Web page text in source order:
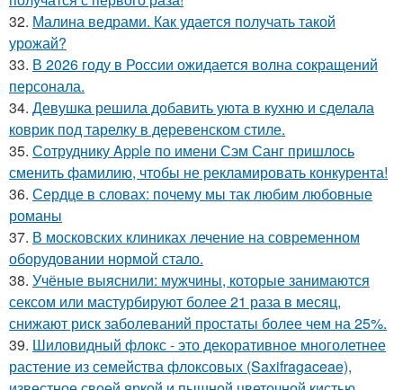
32. Малина ведрами. Как удается получать такой
урожай?
33. В 2026 году в России ожидается волна сокращений
персонала.
34. Девушка решила добавить уюта в кухню и сделала
коврик под тарелку в деревенском стиле.
35. Сотруднику Apple по имени Сэм Санг пришлось
сменить фамилию, чтобы не рекламировать конкурента!
36. Сердце в словах: почему мы так любим любовные
романы
37. В московских клиниках лечение на современном
оборудовании нормой стало.
38. Учёные выяснили: мужчины, которые занимаются
сексом или мастурбируют более 21 раза в месяц,
снижают риск заболеваний простаты более чем на 25%.
39. Шиловидный флокс - это декоративное многолетнее
растение из семейства флоксовых (Saxifragaceae),